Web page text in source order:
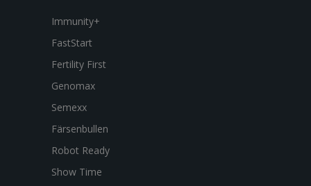
Immunity+
FastStart
Fertility First
Genomax
Semexx
Färsenbullen
Robot Ready
Show Time